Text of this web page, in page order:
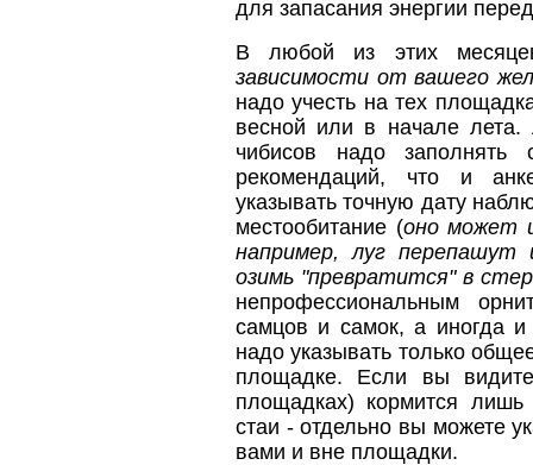
для запасания энергии
В любой из этих
зависимости от вашего
надо учесть на тех
весной или в начале лета.
чибисов надо заполнять
рекомендаций, что и
указывать точную дату
местообитание (оно может
например, луг перепашут
озимь "превратится" в
непрофессиональным
самцов и самок, а иногда
надо указывать только
площадке. Если вы
площадках) кормится лишь
стаи - отдельно вы можете
вами и вне площадки.